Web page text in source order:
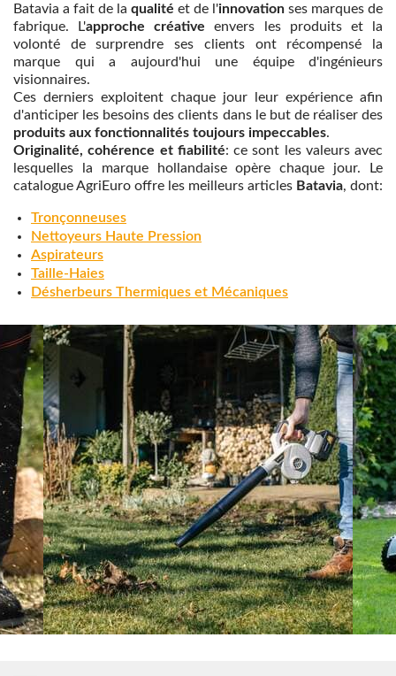
Batavia a fait de la qualité et de l'innovation ses marques de
fabrique. L'approche créative envers les produits et la
volonté de surprendre ses clients ont récompensé la
marque qui a aujourd'hui une équipe d'ingénieurs
visionnaires.
Ces derniers exploitent chaque jour leur expérience afin
d'anticiper les besoins des clients dans le but de réaliser des
produits aux fonctionnalités toujours impeccables.
Originalité, cohérence et fiabilité: ce sont les valeurs avec
lesquelles la marque hollandaise opère chaque jour. Le
catalogue AgriEuro offre les meilleurs articles Batavia, dont:
Tronçonneuses
Nettoyeurs Haute Pression
Aspirateurs
Taille-Haies
Désherbeurs Thermiques et Mécaniques